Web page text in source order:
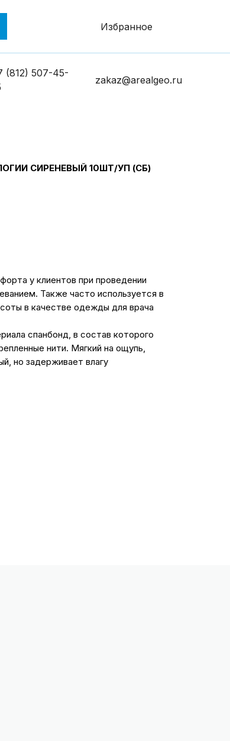
Избранное
(812) 507-45-
zakaz@arealgeo.ru
СИРЕНЕВЫЙ 10ШТ/УП (СБ)
у клиентов при проведении
Также часто используется в
в качестве одежды для врача
спанбонд, в состав которого
нити. Мягкий на ощупь,
но задерживает влагу